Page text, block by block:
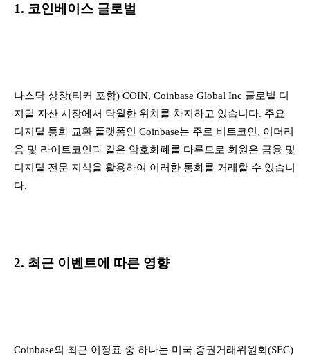
1. 코인베이스 글로벌
나스닥 상장(티커 포함) COIN, Coinbase Global Inc 글로벌 디
지털 자산 시장에서 탁월한 위치를 차지하고 있습니다. 주요
디지털 통화 교환 플랫폼인 Coinbase는 주로 비트코인, 이더리
움 및 라이트코인과 같은 암호화폐를 다루므로 회원은 금융 및
디지털 전문 지식을 활용하여 이러한 통화를 거래할 수 있습니
다.
2. 최근 이벤트에 따른 영향
Coinbase의 최근 이정표 중 하나는 미국 증권거래위원회(SEC)